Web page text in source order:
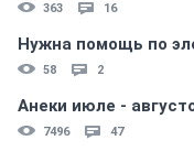
363 16
Нужна помощь по
58 2
Анеки июле -
7496 47